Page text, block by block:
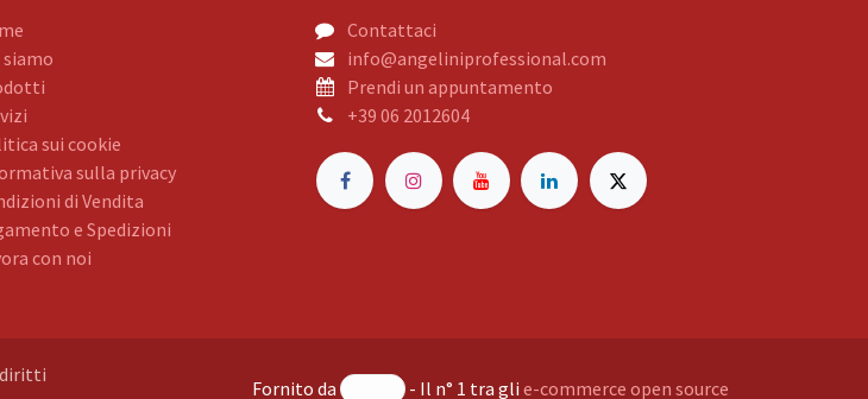
siamo
sui cookie
sulla privacy
di Vendita
e Spedizioni
con noi
Contattaci
info@angeliniprofessional.com
Prendi un appuntamento
+39 06 2012604
diritti
Fornito da - Il n° 1 tra gli e-commerce open source